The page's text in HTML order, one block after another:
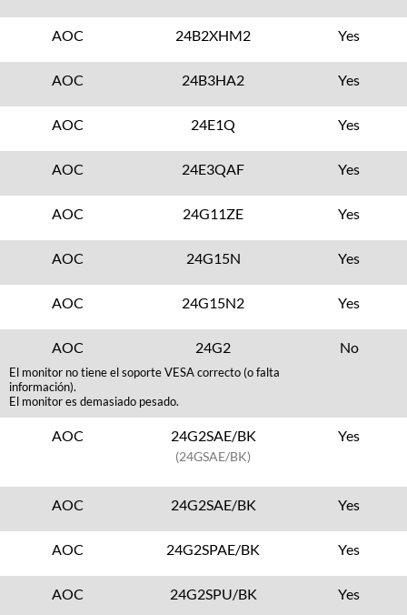
AOC 24B2XHM2 Yes
AOC 24B3HA2 Yes
AOC 24E1Q Yes
AOC 24E3QAF Yes
AOC 24G11ZE Yes
AOC 24G15N Yes
AOC 24G15N2 Yes
AOC 24G2 No
El monitor no tiene el soporte VESA correcto (o falta
información).
El monitor es demasiado pesado.
AOC 24G2SAE/BK
(24GSAE/BK)
Yes
AOC 24G2SAE/BK Yes
AOC 24G2SPAE/BK Yes
AOC 24G2SPU/BK Yes